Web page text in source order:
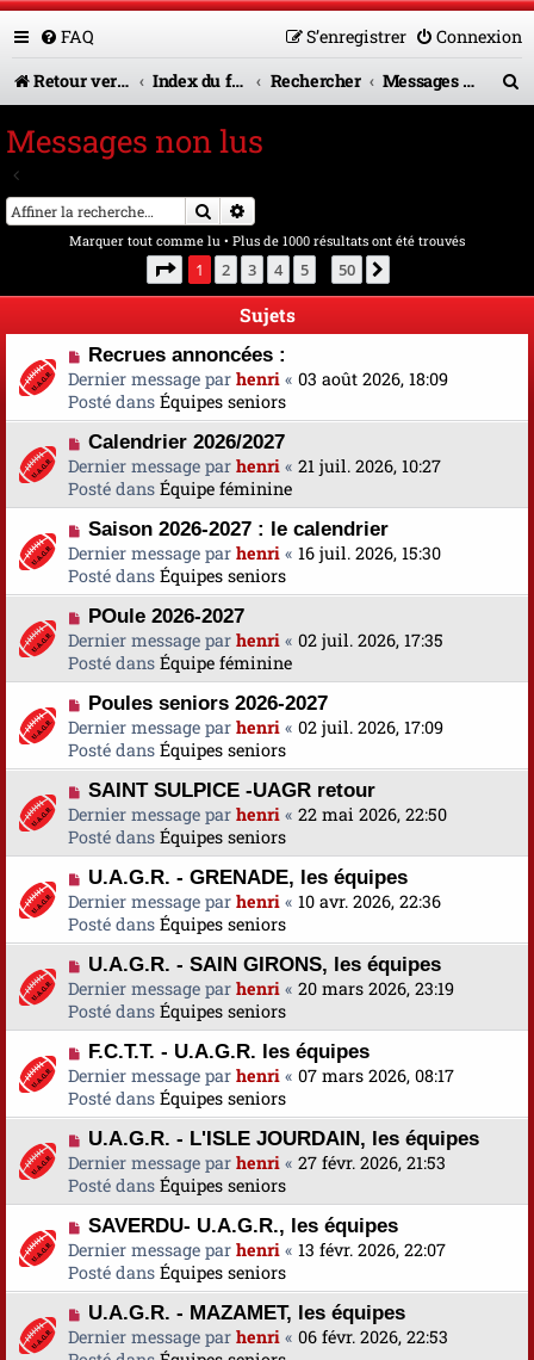
FAQ Connexion
S’enregistrer
Retour vers le site U.A.G.R.
Index du forum Rechercher Messages non lus
c
h
Messages non lus
Rechercher
Marquer tout comme lu • Plus de 1000 résultats ont été trouvés
Page 1sur50
1 2 3 4 5 50
Sujets
N
o
u
v
e
a
u
m
e
s
s
a
g
e
Recrues annoncées :
Dernier message par henri « 03 août 2026, 18:09
Posté dans Équipes seniors
N
o
u
v
e
a
u
m
e
s
s
a
g
e
Calendrier 2026/2027
Dernier message par henri « 21 juil. 2026, 10:27
Posté dans Équipe féminine
N
o
u
v
e
a
u
m
e
s
s
a
g
e
Saison 2026-2027 : le calendrier
Dernier message par henri « 16 juil. 2026, 15:30
Posté dans Équipes seniors
N
o
u
v
e
a
u
m
e
s
s
a
g
e
POule 2026-2027
Dernier message par henri « 02 juil. 2026, 17:35
Posté dans Équipe féminine
N
o
u
v
e
a
u
m
e
s
s
a
g
e
Poules seniors 2026-2027
Dernier message par henri « 02 juil. 2026, 17:09
Posté dans Équipes seniors
N
o
u
v
e
a
u
m
e
s
s
a
g
e
SAINT SULPICE -UAGR retour
Dernier message par henri « 22 mai 2026, 22:50
Posté dans Équipes seniors
N
o
u
v
e
a
u
m
e
s
s
a
g
e
U.A.G.R. - GRENADE, les équipes
Dernier message par henri « 10 avr. 2026, 22:36
Posté dans Équipes seniors
N
o
u
v
e
a
u
m
e
s
s
a
g
e
U.A.G.R. - SAIN GIRONS, les équipes
Dernier message par henri « 20 mars 2026, 23:19
Posté dans Équipes seniors
N
o
u
v
e
a
u
m
e
s
s
a
g
e
F.C.T.T. - U.A.G.R. les équipes
Dernier message par henri « 07 mars 2026, 08:17
Posté dans Équipes seniors
N
o
u
v
e
a
u
m
e
s
U.A.G.R. - L'ISLE JOURDAIN, les équipes
Dernier message par henri « 27 févr. 2026, 21:53
Posté dans Équipes seniors
N
o
u
v
e
a
SAVERDU- U.A.G.R., les équipes
Dernier message par henri « 13 févr. 2026, 22:07
Posté dans Équipes seniors
N
o
U.A.G.R. - MAZAMET, les équipes
Dernier message par henri « 06 févr. 2026, 22:53